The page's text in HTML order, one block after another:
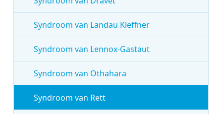
Syndroom van Landau Kleffner
Syndroom van Lennox-Gastaut
Syndroom van Othahara
Syndroom van Rett